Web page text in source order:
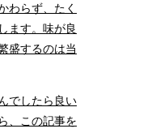
わらず、たく
ます。味が良
盛するのは当
でしたら良い
、この記事を